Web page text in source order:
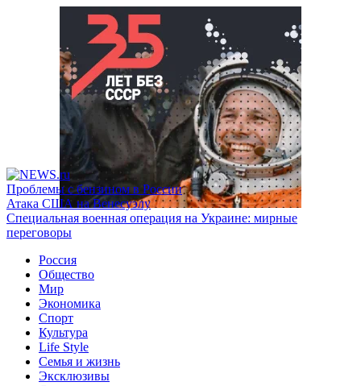
Проблемы с бензином в России
Атака США на Венесуэлу
Специальная военная операция на Украине: мирные
переговоры
Россия
Общество
Мир
Экономика
Спорт
Культура
Life Style
Семья и жизнь
Эксклюзивы